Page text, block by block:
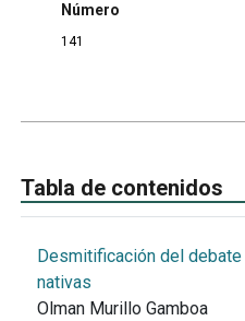
Número
141
Tabla de contenidos
Desmitificación del
nativas
Olman Murillo Gamboa